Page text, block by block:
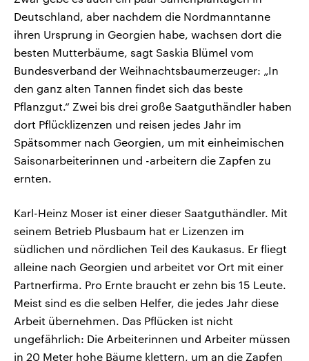
Deutschland, aber nachdem die Nordmanntanne
ihren Ursprung in Georgien habe, wachsen dort die
besten Mutterbäume, sagt Saskia Blümel vom
Bundesverband der Weihnachtsbaumerzeuger: „In
den ganz alten Tannen findet sich das beste
Pflanzgut.“ Zwei bis drei große Saatguthändler haben
dort Pflücklizenzen und reisen jedes Jahr im
Spätsommer nach Georgien, um mit einheimischen
Saisonarbeiterinnen und -arbeitern die Zapfen zu
ernten.
Karl-Heinz Moser ist einer dieser Saatguthändler. Mit
seinem Betrieb Plusbaum hat er Lizenzen im
südlichen und nördlichen Teil des Kaukasus. Er fliegt
alleine nach Georgien und arbeitet vor Ort mit einer
Partnerfirma. Pro Ernte braucht er zehn bis 15 Leute.
Meist sind es die selben Helfer, die jedes Jahr diese
Arbeit übernehmen. Das Pflücken ist nicht
ungefährlich: Die Arbeiterinnen und Arbeiter müssen
in 20 Meter hohe Bäume klettern, um an die Zapfen